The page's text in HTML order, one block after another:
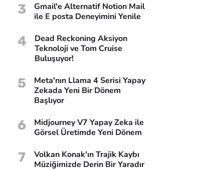
3
Gmail'e Alternatif Notion Mail
ile E posta Deneyimini Yenile
4
Dead Reckoning Aksiyon
Teknoloji ve Tom Cruise
Buluşuyor!
5
Meta'nın Llama 4 Serisi Yapay
Zekada Yeni Bir Dönem
Başlıyor
6
Midjourney V7 Yapay Zeka ile
Görsel Üretimde Yeni Dönem
7
Volkan Konak'ın Trajik Kaybı
Müziğimizde Derin Bir Yaradır